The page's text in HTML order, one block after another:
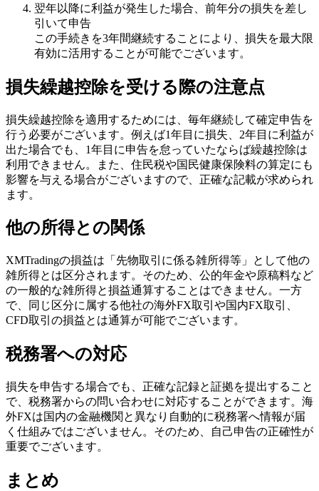
翌年以降に利益が発生した場合、前年分の損失を差し
引いて申告
この手続きを3年間継続することにより、損失を最大限
有効に活用することが可能でございます。
損失繰越控除を受ける際の注意点
損失繰越控除を適用するためには、毎年継続して確定申告を
行う必要がございます。例えば1年目に損失、2年目に利益が
出た場合でも、1年目に申告を怠っていたならば繰越控除は
利用できません。また、住民税や国民健康保険料の算定にも
影響を与える場合がございますので、正確な記載が求められ
ます。
他の所得との関係
XMTradingの損益は「先物取引に係る雑所得等」として他の
雑所得とは区分されます。そのため、公的年金や原稿料など
の一般的な雑所得と損益通算することはできません。一方
で、同じ区分に属する他社の海外FX取引や国内FX取引、
CFD取引の損益とは通算が可能でございます。
税務署への対応
損失を申告する場合でも、正確な記録と証拠を提出すること
で、税務署からの問い合わせに対応することができます。海
外FXは国内の金融機関と異なり自動的に税務署へ情報が届
く仕組みではございません。そのため、自己申告の正確性が
重要でございます。
まとめ